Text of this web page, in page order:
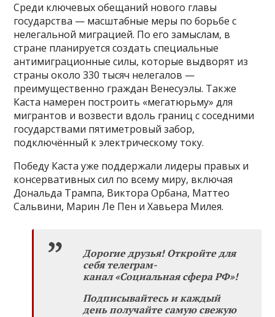
Среди ключевых обещаний нового главы
государства — масштабные меры по борьбе с
нелегальной миграцией. По его замыслам, в
стране планируется создать специальные
антимиграционные силы, которые выдворят из
страны около 330 тысяч нелегалов —
преимущественно граждан Венесуэлы. Также
Каста намерен построить «мегатюрьму» для
мигрантов и возвести вдоль границ с соседними
государствами пятиметровый забор,
подключённый к электрическому току.
Победу Каста уже поддержали лидеры правых и
консервативных сил по всему миру, включая
Дональда Трампа, Виктора Орбана, Маттео
Сальвини, Марин Ле Пен и Хавьера Милея.
Дорогие друзья! Откройте для
себя телеграм-
канал «Социальная сфера РФ»!
Подписывайтесь и каждый
день получайте самую свежую